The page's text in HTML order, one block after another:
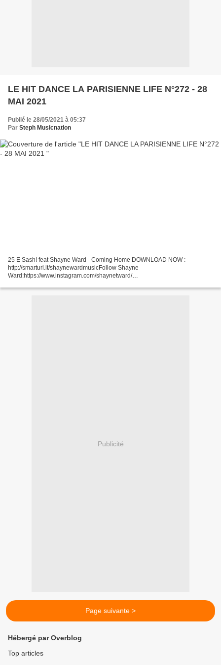
LE HIT DANCE LA PARISIENNE LIFE N°272 - 28
MAI 2021
Publié le 28/05/2021 à 05:37
Par Steph Musicnation
25 E Sash! feat Shayne Ward - Coming Home DOWNLOAD NOW :
http://smarturl.it/shaynewardmusicFollow Shayne
Ward:https://www.instagram.com/shaynetward/​
The Letter Download &
Publicité
Page suivante >
Hébergé par Overblog
Top articles